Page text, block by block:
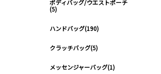
ボディバッグ/ウエストポーチ
(5)
ハンドバッグ(190)
クラッチバッグ(5)
メッセンジャーバッグ(1)